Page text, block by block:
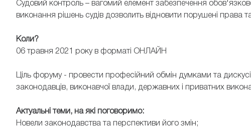
Судовий контроль – вагомий елемент забезпечення
виконання рішень судів дозволить відновити порушені права
Коли?
06 травня 2021 року в форматі ОНЛАЙН
Ціль форуму - провести професійний обмін думками та
законодавців, виконавчої влади, державних і приватних
Актуальні теми, на які поговоримо:
Новели законодавства та перспективи його змін;